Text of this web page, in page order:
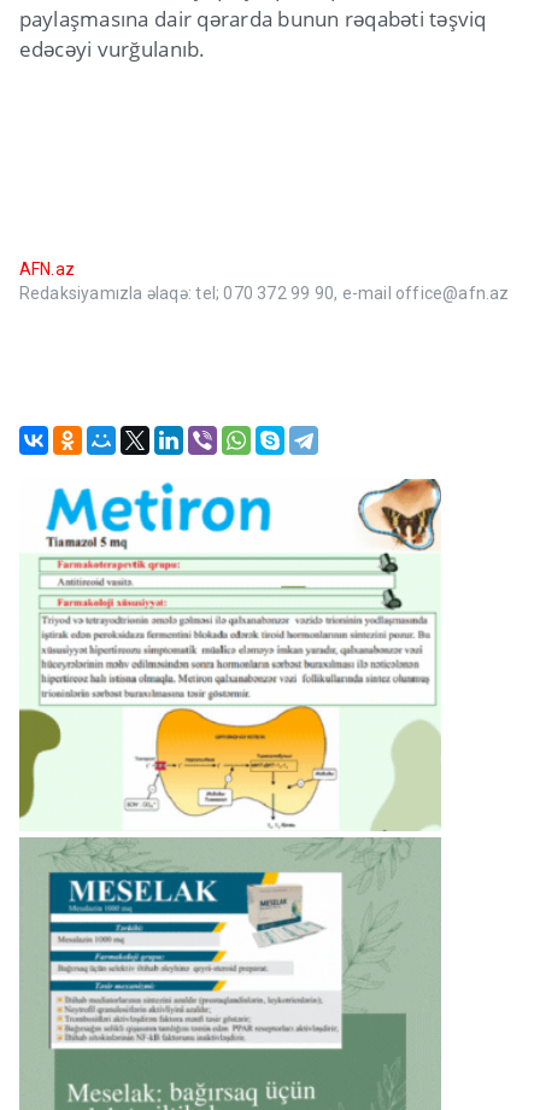
paylaşmasına dair qərarda bunun rəqabəti təşviq
edəcəyi vurğulanıb.
AFN.az
Redaksiyamızla əlaqə: tel; 070 372 99 90, e-mail office@afn.az